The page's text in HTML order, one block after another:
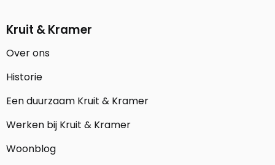
Kruit & Kramer
Over ons
Historie
Een duurzaam Kruit & Kramer
Werken bij Kruit & Kramer
Woonblog